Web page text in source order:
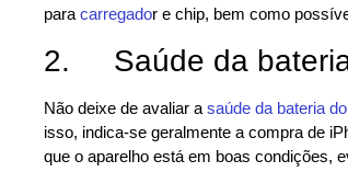
paracarregador e chip, bem como
2. Saúde da
Não deixe de avaliar a saúde da bateria
isso, indica-se geralmente a compra de
que o aparelho está em boas condições,